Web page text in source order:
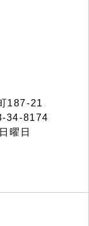
187-21
34-8174
曜日